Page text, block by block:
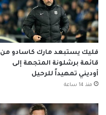
فليك يستبعد مارك كاسادو من
قائمة برشلونة المتجهة إلى
أوديني تمهيداً للرحيل
منذ 14 ساعة